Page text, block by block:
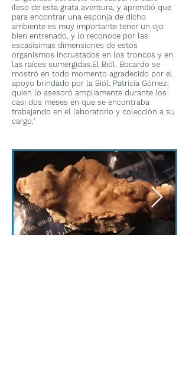
ileso de esta grata aventura, y aprendió que
para encontrar una esponja de dicho
ambiente es muy importante tener un ojo
bien entrenado, y lo reconoce por las
escasísimas dimensiones de estos
organismos incrustados en los troncos y en
las raíces sumergidas.El Biól. Bocardo se
mostró en todo momento agradecido por el
apoyo brindado por la Biól. Patricia Gómez,
quien lo asesoró ampliamente durante los
casi dos meses en que se encontraba
trabajando en el laboratorio y colección a su
cargo."